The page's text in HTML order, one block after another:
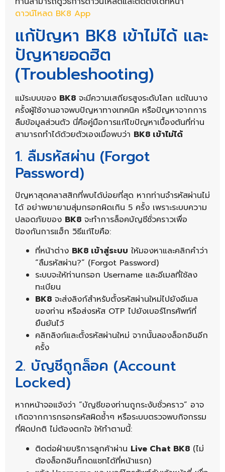
ดาวน์โหลด BK8 App
แก้ปัญหา BK8 เข้าไม่ได้ และ
ปัญหายอดฮิต
(Troubleshooting)
แม้ระบบของ BK8 จะมีความเสถียรสูงระดับโลก แต่ในบาง
ครั้งผู้ใช้งานอาจพบปัญหาทางเทคนิค หรือปัญหาจากการ
ลืมข้อมูลส่วนตัว นี่คือคู่มือการแก้ไขปัญหาเบื้องต้นที่ท่าน
สามารถทำได้ด้วยตัวเองเมื่อพบว่า BK8 เข้าไม่ได้
1. ลืมรหัสผ่าน (Forgot
Password)
ปัญหาสุดคลาสสิกที่พบได้บ่อยที่สุด หากท่านจำรหัสผ่านไม่
ได้ อย่าพยายามสุ่มกรอกผิดเกิน 5 ครั้ง เพราะระบบความ
ปลอดภัยของ BK8 จะทำการล็อคบัญชีชั่วคราวเพื่อ
ป้องกันการแฮ็ก วิธีแก้ไขคือ:
ที่หน้าต่าง BK8 เข้าสู่ระบบ ให้มองหาและคลิกคำว่า
“ลืมรหัสผ่าน?” (Forgot Password)
ระบบจะให้ท่านกรอก Username และอีเมลที่ใช้ลง
ทะเบียน
BK8 จะส่งลิงก์สำหรับตั้งรหัสผ่านใหม่ไปยังอีเมล
ของท่าน หรือส่งรหัส OTP ไปยังเบอร์โทรศัพท์ที่
ยืนยันไว้
คลิกลิงก์และตั้งรหัสผ่านใหม่ จากนั้นลองล็อกอินอีก
ครั้ง
2. บัญชีถูกล็อค (Account
Locked)
หากหน้าจอแจ้งว่า “บัญชีของท่านถูกระงับชั่วคราว” อาจ
เกิดจากการกรอกรหัสผิดซ้ำๆ หรือระบบตรวจพบกิจกรรม
ที่ผิดปกติ ไม่ต้องตกใจ ให้ทำตามนี้:
ติดต่อฝ่ายบริการลูกค้าผ่าน Live Chat BK8 (ไม่
ต้องล็อกอินก็กดแชทได้ที่หน้าแรก)